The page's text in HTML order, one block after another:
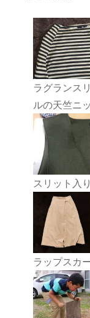
ラグランス
ルの天竺ニッ
スリット入
ラップスカ